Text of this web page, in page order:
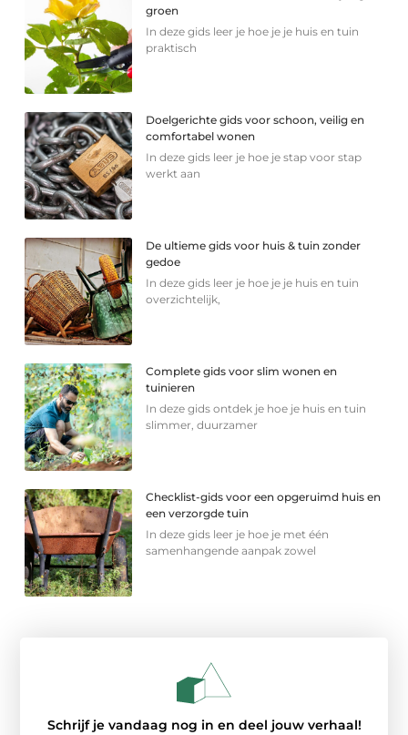
groen
In deze gids leer je hoe je je huis en tuin
praktisch
Doelgerichte gids voor schoon, veilig en
comfortabel wonen
In deze gids leer je hoe je stap voor stap
werkt aan
De ultieme gids voor huis & tuin zonder
gedoe
In deze gids leer je hoe je je huis en tuin
overzichtelijk,
Complete gids voor slim wonen en
tuinieren
In deze gids ontdek je hoe je huis en tuin
slimmer, duurzamer
Checklist-gids voor een opgeruimd huis en
een verzorgde tuin
In deze gids leer je hoe je met één
samenhangende aanpak zowel
Schrijf je vandaag nog in en deel jouw verhaal!